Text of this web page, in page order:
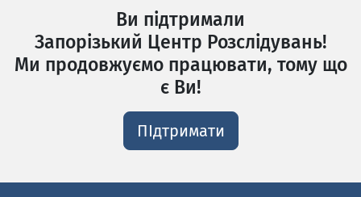
Ви підтримали
Запорізький Центр Розслідувань!
Ми продовжуємо працювати, тому що
є Ви!
ПІдтримати